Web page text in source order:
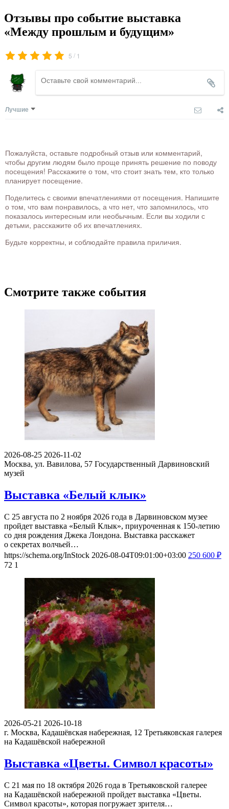
Отзывы про событие выставка
«Между прошлым и будущим»
5 / 1
Лучшие
Пожалуйста, оставьте подробный отзыв или комментарий,
чтобы другим людям было проще принять решение по поводу
посещения! Расскажите о том, что стоит знать тем, кто только
планирует посещение.
Поделитесь с своими впечатлениями от посещения. Напишите
о том, что вам понравилось, а что нет, что запомнилось, что
показалось интересным или необычным. Если вы ходили с
детьми, расскажите об их впечатлениях.
Будьте корректны, и соблюдайте правила приличия.
Смотрите также события
2026-08-25 2026-11-02
Москва, ул. Вавилова, 57 Государственный Дарвиновский
музей
Выставка «Белый клык»
С 25 августа по 2 ноября 2026 года в Дарвиновском музее
пройдет выставка «Белый Клык», приуроченная к 150-летию
со дня рождения Джека Лондона. Выставка расскажет
о секретах волчьей…
https://schema.org/InStock 2026-08-04T09:01:00+03:00 250 600 ₽
72 1
2026-05-21 2026-10-18
г. Москва, Кадашёвская набережная, 12 Третьяковская галерея
на Кадашёвской набережной
Выставка «Цветы. Символ красоты»
С 21 мая по 18 октября 2026 года в Третьяковской галерее
на Кадашёвской набережной пройдет выставка «Цветы.
Символ красоты», которая погружает зрителя…